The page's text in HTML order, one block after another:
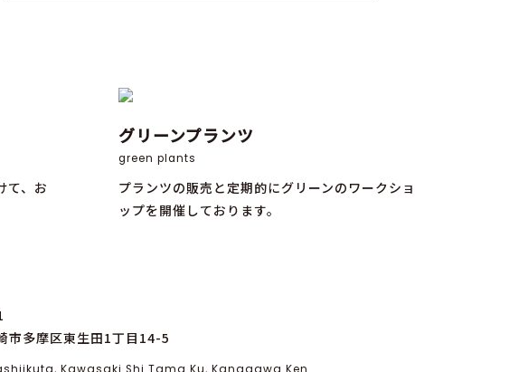
て、お
グリーンプランツ
green plants
プランツの販売と定期的にグリーンのワークショ
ップを開催しております。
市多摩区東生田1丁目14-5